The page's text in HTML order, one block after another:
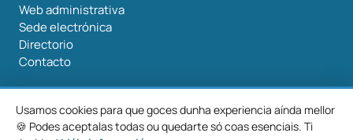
Web administrativa
Sede electrónica
Directorio
Contacto
©2026 Mancomunidade O Salnés
Usamos cookies para que goces dunha experiencia aínda mellor
🍪 Podes aceptalas todas ou quedarte só coas esenciais. Ti